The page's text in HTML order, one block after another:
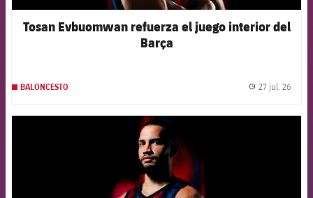
Tosan Evbuomwan refuerza el juego interior del
Barça
BALONCESTO 27 jul. 26
FCB Barcelona badge